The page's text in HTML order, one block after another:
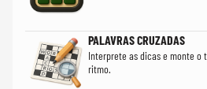
PALAVRAS CRUZADAS
Interprete as dicas e monte o
ritmo.